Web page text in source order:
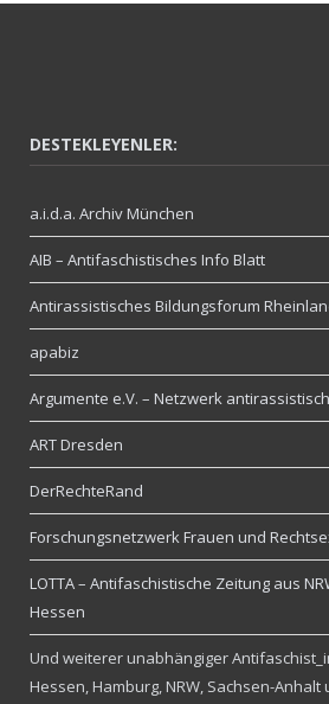
DESTEKLEYENLER:
a.i.d.a. Archiv München
AIB – Antifaschistisches Info Blatt
Antirassistisches Bildungsforum
apabiz
Argumente e.V. – Netzwerk
ART Dresden
DerRechteRand
Forschungsnetzwerk Frauen und
LOTTA – Antifaschistische Zeitung aus
Hessen
Und weiterer unabhängiger
Hessen, Hamburg, NRW, Sachsen-Anhalt